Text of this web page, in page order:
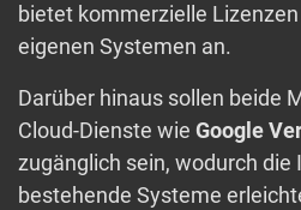
bietet kommerzielle
eigenen Systemen an.
Darüber hinaus sollen beide
Cloud-Dienste wie Google
zugänglich sein, wodurch die
bestehende Systeme